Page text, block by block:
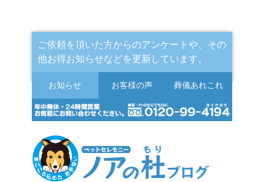
ご依頼を頂いた方からのアンケートや、その
他お得お知らせなどを更新しています。
お知らせ お客様の声 葬儀あれこれ